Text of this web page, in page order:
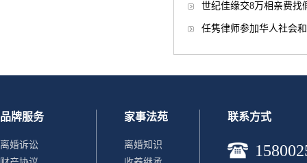
世纪佳缘交8万相亲费
任隽律师参加华人社会
品牌服务 家事法苑 联系方式
离婚诉讼
离婚知识